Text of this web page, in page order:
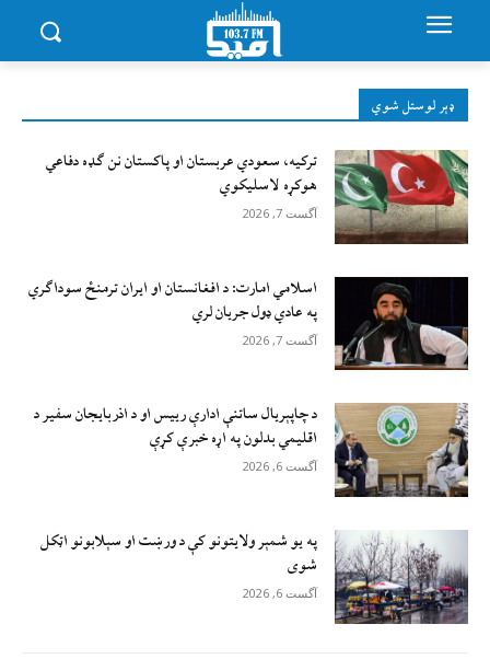
ډېر لوستل شوي
ترکیه، سعودي عربستان او پاکستان نن ګډه دفاعي
هوکړه لاسلیکوي
آگست 7, 2026
اسلامي امارت: د افغانستان او ایران ترمنځ سوداګري
په عادي ډول جریان لري
آگست 7, 2026
د چاپېریال ساتنې ادارې رییس او د اذربایجان سفیر د
اقلیمي بدلون په اړه خبرې کړې
آگست 6, 2026
په یو شمېر ولایتونو کې د ورښت او سېلابونو اټکل
شوی
آگست 6, 2026